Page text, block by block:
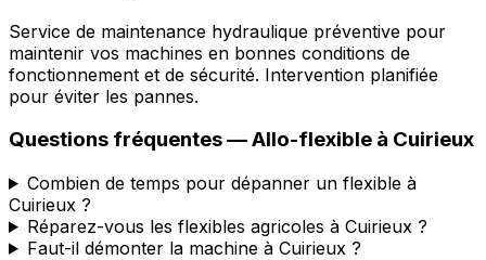
Service de maintenance hydraulique préventive pour
maintenir vos machines en bonnes conditions de
fonctionnement et de sécurité. Intervention planifiée
pour éviter les pannes.
Questions fréquentes —Allo-flexible à Cuirieux
Combien de temps pour dépanner un flexible à
Cuirieux ?
Réparez-vous les flexibles agricoles à Cuirieux ?
Faut-il démonter la machine à Cuirieux ?